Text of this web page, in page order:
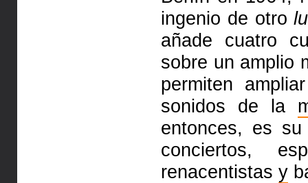
ingenio de otro
añade cuatro
sobre un amplio
permiten
sonidos de la
entonces, es
conciertos,
renacentistas y